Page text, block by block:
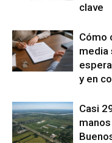
clave
Cómo
media
y en
Casi